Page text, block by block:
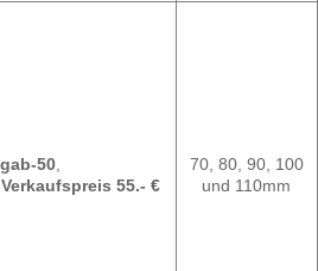
50,
Verkaufspreis 55.- €
70, 80, 90, 100
und 110mm